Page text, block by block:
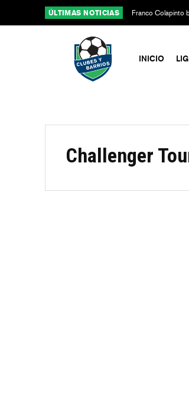
ÚLTIMAS NOTICIAS
Franco Colapinto
Alpine
INICIO
Challenger